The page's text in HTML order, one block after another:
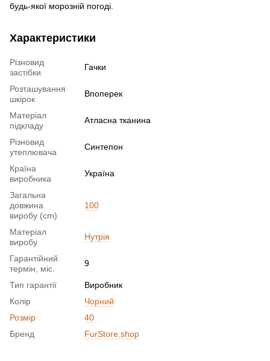
будь-якої морозній погоді.
Характеристики
Різновид
застібки
Гачки
Розташування
шкірок
Впоперек
Матеріал
підкладу
Атласна тканина
Різновид
утеплювача
Синтепон
Країна
виробника
Україна
Загальна
довжина
виробу (cm)
100
Матеріал
виробу
Нутрія
Гарантійний
термін, міс.
9
Тип гарантії
Виробник
Колір
Чорний
Розмір
40
Бренд
FurStore.shop